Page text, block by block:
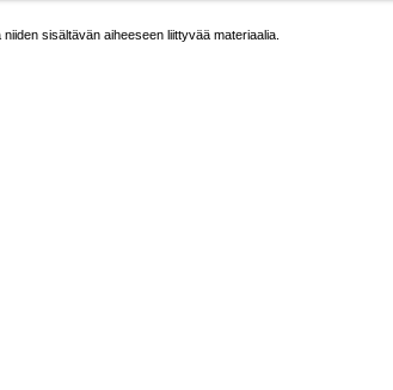
sisältävän aiheeseen liittyvää materiaalia.